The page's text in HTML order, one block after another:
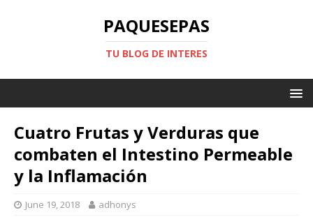
PAQUESEPAS
TU BLOG DE INTERES
Cuatro Frutas y Verduras que
combaten el Intestino Permeable
y la Inflamación
June 19, 2018 adhonys